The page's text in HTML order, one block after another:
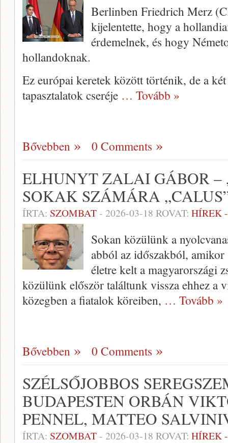
Berlinben Friedrich Merz
kijelentette, hogy a
érdemelnek, és hogy
hollandoknak.
Ez európai keretek között történik, de a
tapasztalatok cseréje … Tovább »
Bővebben 0 Comments
ELHUNYT ZALAI GÁBOR –
SOKAK SZÁMÁRA
ÍRTA: SZOMBAT- 2026-03-18 ROVAT: HÍREK
Sokan közülünk a
abból az időszakból, amikor
életre kelt a magyarországi
közülünk először találtunk vissza ehhez a
közegben a fiatalok köreiben, … Tovább »
Bővebben 0 Comments
SZÉLSŐJOBBOS
BUDAPESTEN ORBÁN
PENNEL, MATTEO
ÍRTA: SZOMBAT- 2026-03-18 ROVAT: HÍREK